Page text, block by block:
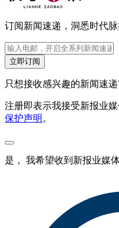
订阅新闻速递，洞悉时代脉
立即订阅
只想接收感兴趣的新闻速递
注册即表示我接受新报业
保护声明 。
是， 我希望收到新报业媒